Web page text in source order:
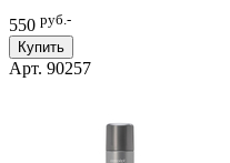
550 руб.-
Купить
Арт. 90257